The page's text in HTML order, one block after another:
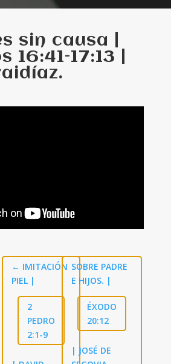
sin causa |
16:41–17:13 |
← IMITACIÓN
PIEL |
2
PEDRO
2:1-9
SOBRE PADRE
E HIJOS. |
ÉXODO
20:12
| JOSÉ DE